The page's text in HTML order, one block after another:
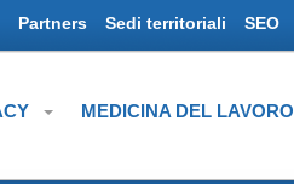
Partners Sedi territoriali SEO
MEDICINA DEL LAVORO